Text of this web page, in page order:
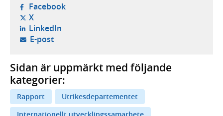
Facebook- öppnas i ny flik, extern webbplats,
X- öppnas i ny flik, extern webbplats,
LinkedIn- öppnas i ny flik, extern webbplats,
E-post- öppnar din e-postklient,
Sidan är uppmärkt med följande
kategorier:
Rapport
Utrikesdepartementet